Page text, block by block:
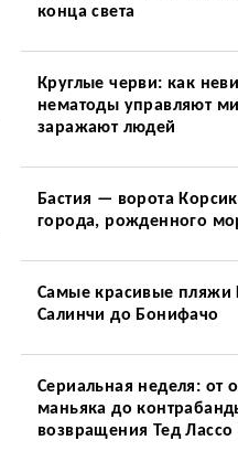
конца света
Круглые черви: как
нематоды управляют
заражают людей
Бастия — ворота
города, рожденного
Самые красивые пляжи
Салинчи до Бонифачо
Сериальная неделя: от
маньяка до
возвращения Тед Лассо